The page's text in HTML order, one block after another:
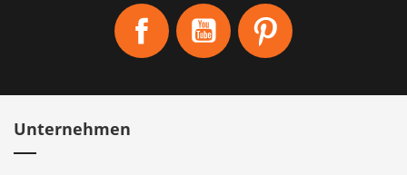
Facebook YouTube
Unternehmen